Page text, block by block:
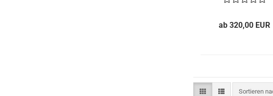
ab 320,00 EUR
Sortieren
Sortieren